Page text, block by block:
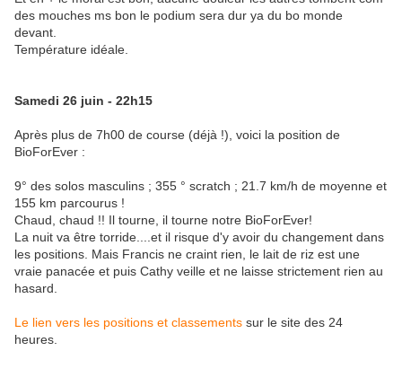
des mouches ms bon le podium sera dur ya du bo monde
devant.
Température idéale.
Samedi 26 juin - 22h15
Après plus de 7h00 de course (déjà !), voici la position de
BioForEver :
9° des solos masculins ; 355 ° scratch ; 21.7 km/h de moyenne et
155 km parcourus !
Chaud, chaud !! Il tourne, il tourne notre BioForEver!
La nuit va être torride....et il risque d'y avoir du changement dans
les positions. Mais Francis ne craint rien, le lait de riz est une
vraie panacée et puis Cathy veille et ne laisse strictement rien au
hasard.
Le lien vers les positions et classements sur le site des 24
heures.